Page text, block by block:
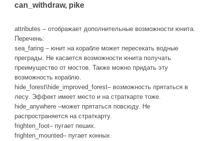
can_withdraw, pike
attributes – отображает дополнительные возможности юнита.
Перечень:
sea_faring – юнит на корабле может пересекать водные
преграды. Не касается возможности юнита получать
преимущество от мостов. Также можно придать эту
возможность кораблю.
hide_forest\hide_improved_forest– возможность прятаться в
лесу. Эффект имеет место и на страткарте тоже.
hide_anywhere –может прятаться повсюду. Не
распространяется на страткарту.
frighten_foot– пугает пеших.
frighten_mounted– пугает конных.